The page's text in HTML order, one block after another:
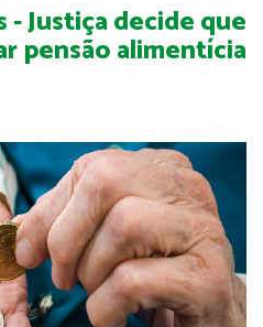
- Justiça decide que
pensão alimentícia